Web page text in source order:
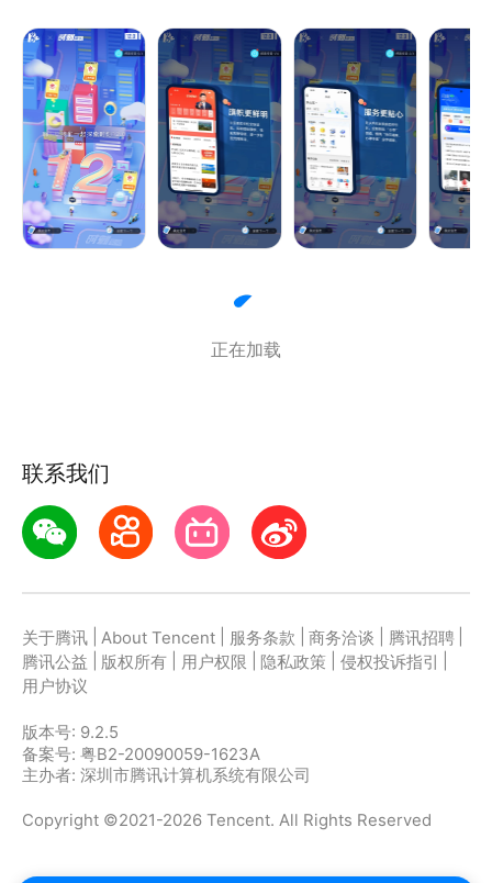
闻，更为您提供政民互动一站式新闻聚合平台。
目前，开设头条、本地、生活、呼声、政务、娱乐、财
经、房产、汽车、购物等10板块划分，让时刻新闻客
户端界面更加简洁、清晰、关注焦点新闻资讯。
时刻新闻客户端为政府机关和百姓搭起了沟通桥梁，不
论何时何地有建议，都能够及时送达。
正在加载
联系我们
关于腾讯 About Tencent 服务条款 商务洽谈 腾讯招聘
腾讯公益
版权所有 用户权限 隐私政策 侵权投诉指引
用户协议
版本号: 9.2.5
备案号: 粤B2-20090059-1623A
主办者: 深圳市腾讯计算机系统有限公司
Copyright ©2021-2026 Tencent. All Rights Reserved